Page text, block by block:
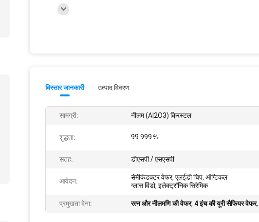
विस्तार जानकारी उत्पाद विवरण
सामग्री: नीलम (Al2O3) क्रिस्टल
शुद्धता: 99.999％
सतह: डीएसपी / एसएसपी
आवेदन:
सेमीकंडक्टर वेफर, एलईडी चिप, ऑप्टिकल
ग्लास विंडो, इलेक्ट्रॉनिक सिरेमिक
प्रमुखता देना: रत्न और नीलमणि की वेफर, 4 इंच की यूरी सैफियर वेफर,